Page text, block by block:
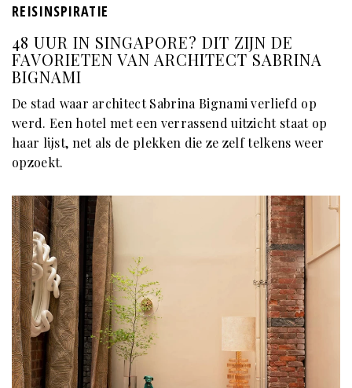
REISINSPIRATIE
48 UUR IN SINGAPORE? DIT ZIJN DE
FAVORIETEN VAN ARCHITECT SABRINA
BIGNAMI
De stad waar architect Sabrina Bignami verliefd op
werd. Een hotel met een verrassend uitzicht staat op
haar lijst, net als de plekken die ze zelf telkens weer
opzoekt.